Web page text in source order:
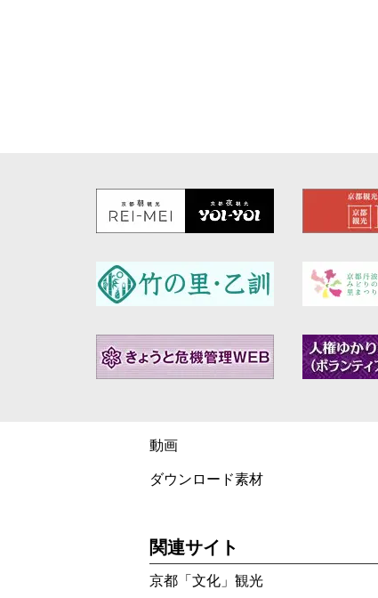
動画
ダウンロード素材
関連サイト
京都「文化」観光